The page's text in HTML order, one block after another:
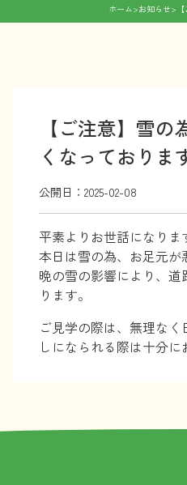
ホーム>お知らせ>
【ご注意】雪
くなっておりま
公開日： 2025-02-08
平素よりお世話になりま
本日は雪の為、お足元
晩の雪の影響により、
ります。
ご見学の際は、無理な
しになられる際は十分に